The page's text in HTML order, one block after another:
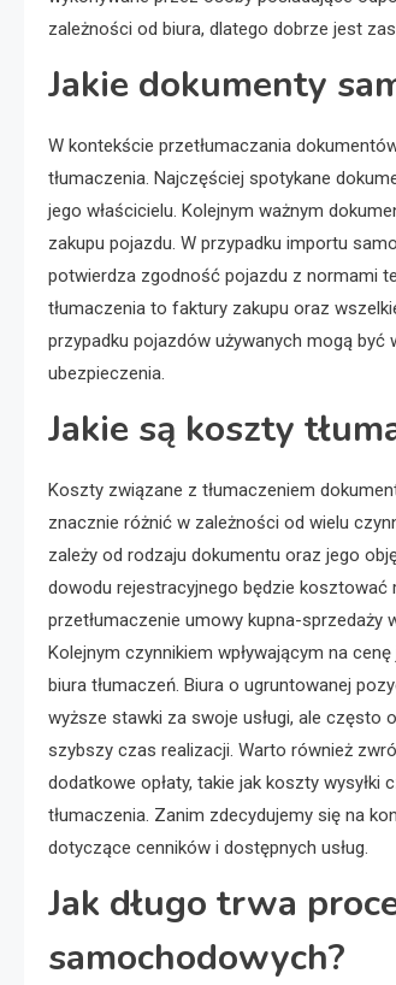
zależności od biura, dlatego dobrze jest
Jakie dokumenty
W kontekście przetłumaczania
tłumaczenia. Najczęściej spotykane
jego właścicielu. Kolejnym ważnym
zakupu pojazdu. W przypadku importu
potwierdza zgodność pojazdu z normami
tłumaczenia to faktury zakupu oraz
przypadku pojazdów używanych mogą
ubezpieczenia.
Jakie są koszty
Koszty związane z tłumaczeniem
znacznie różnić w zależności od wielu
zależy od rodzaju dokumentu oraz jego
dowodu rejestracyjnego będzie kosztować
przetłumaczenie umowy kupna-sprzedaży
Kolejnym czynnikiem wpływającym na
biura tłumaczeń. Biura o ugruntowanej
wyższe stawki za swoje usługi, ale często
szybszy czas realizacji. Warto również
dodatkowe opłaty, takie jak koszty wysyłki
tłumaczenia. Zanim zdecydujemy się na
dotyczące cenników i dostępnych usług.
Jak długo trwa
samochodowych?